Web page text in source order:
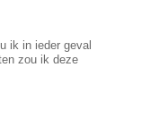
ik in ieder geval
zou ik deze